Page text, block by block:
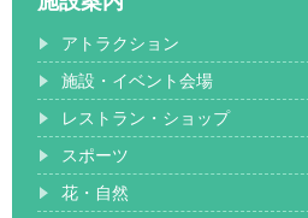
アトラクション
施設・イベント会場
レストラン・ショップ
スポーツ
花・自然